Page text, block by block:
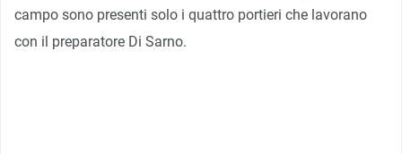
campo sono presenti solo i quattro portieri che lavorano
con il preparatore Di Sarno.